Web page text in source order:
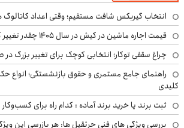
انتخاب گیربکس شافت مستقیم؛ وقتی اعداد کاتالوگ
قیمت اجاره ماشین در کیش در سال ۱۴۰۵ چقدر تغییر کرده است؟
چراغ سقفی توکار؛ انتخابی کوچک برای تغییر بزرگ
راهنمای جامع مستمری و حقوق بازنشستگی؛ انواع
کلیدی
ثبت برند یا خرید برند آماده : کدام راه برای
بررسی ویژگی های فنی جرثقیل ها: هر بازرسی این